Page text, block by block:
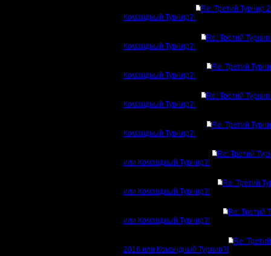
Re: Третий Турнир
Командный Турнир?!
Re: Третий
Командный Турнир?!
Re: Третий
Командный Турнир?!
Re: Третий
Командный Турнир?!
Re: Третий
Командный Турнир?!
Re: Третий
или Командный Турнир?!
Re: Третий
или Командный Турнир?!
Re: Третий
или Командный Турнир?!
Re:
2016 или Командный Турнир?!